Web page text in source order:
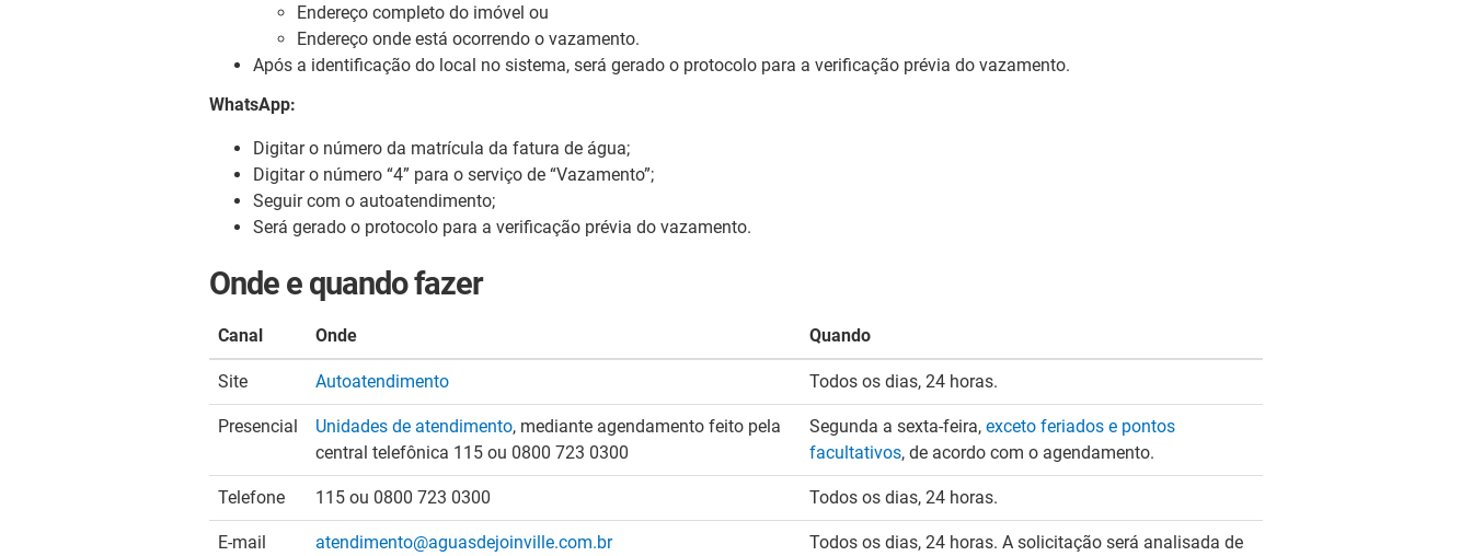
Endereço completo do imóvel ou
Endereço onde está ocorrendo o vazamento.
Após a identificação do local no sistema, será gerado o protocolo para a verificação prévia do vazamento.
WhatsApp:
Digitar o número da matrícula da fatura de água;
Digitar o número “4” para o serviço de “Vazamento”;
Seguir com o autoatendimento;
Será gerado o protocolo para a verificação prévia do vazamento.
Onde e quando fazer
Canal Onde Quando
Site Autoatendimento Todos os dias, 24 horas.
Presencial Unidades de atendimento, mediante agendamento feito pela
central telefônica 115 ou 0800 723 0300
Segunda a sexta-feira, exceto feriados e pontos
facultativos, de acordo com o agendamento.
Telefone 115 ou 0800 723 0300 Todos os dias, 24 horas.
E-mail atendimento@aguasdejoinville.com.br
Todos os dias, 24 horas. A solicitação será analisada de